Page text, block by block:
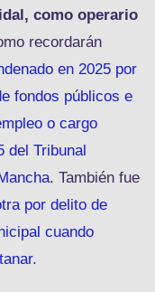
como operario
recordarán
en 2025 por
fondos públicos e
o cargo
del Tribunal
. También fue
por delito de
cuando